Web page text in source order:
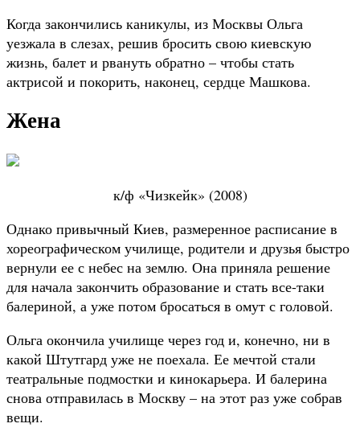
Когда закончились каникулы, из Москвы Ольга
уезжала в слезах, решив бросить свою киевскую
жизнь, балет и рвануть обратно – чтобы стать
актрисой и покорить, наконец, сердце Машкова.
Жена
к/ф «Чизкейк» (2008)
Однако привычный Киев, размеренное расписание в
хореографическом училище, родители и друзья быстро
вернули ее с небес на землю. Она приняла решение
для начала закончить образование и стать все-таки
балериной, а уже потом бросаться в омут с головой.
Ольга окончила училище через год и, конечно, ни в
какой Штутгард уже не поехала. Ее мечтой стали
театральные подмостки и кинокарьера. И балерина
снова отправилась в Москву – на этот раз уже собрав
вещи.